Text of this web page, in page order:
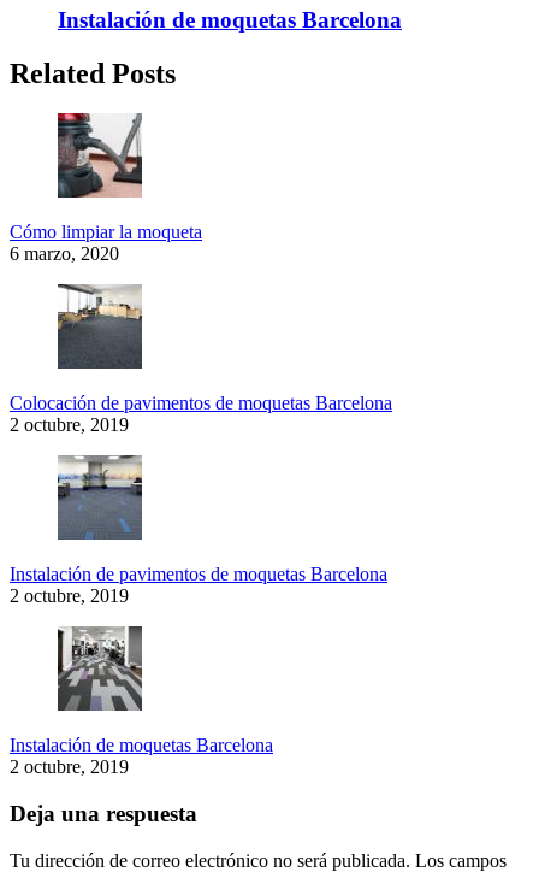
Instalación de moquetas Barcelona
Related Posts
Cómo limpiar la moqueta
6 marzo, 2020
Colocación de pavimentos de moquetas Barcelona
2 octubre, 2019
Instalación de pavimentos de moquetas Barcelona
2 octubre, 2019
Instalación de moquetas Barcelona
2 octubre, 2019
Deja una respuesta
Tu dirección de correo electrónico no será publicada. Los campos